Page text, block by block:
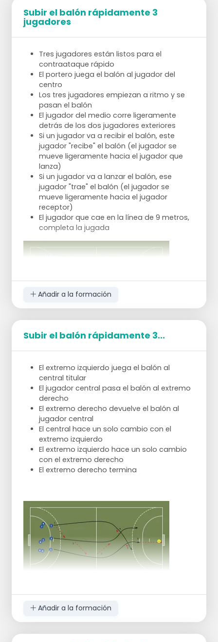
Subir el balón rápidamente 3
jugadores
Tres jugadores están listos para el
contraataque rápido
El portero juega el balón al jugador del
centro
Los tres jugadores empiezan a ritmo y se
pasan el balón
El jugador del medio corre ligeramente
detrás de los dos jugadores exteriores
Si un jugador va a recibir el balón, este
jugador "recibe" el balón (el jugador se
mueve ligeramente hacia el jugador que
lanza)
Si un jugador va a lanzar el balón, ese
jugador "trae" el balón (el jugador se
mueve ligeramente hacia el jugador
receptor)
El jugador que cae en la línea de 9 metros,
completa la jugada
Añadir a la formación
Subir el balón rápidamente 3...
El extremo izquierdo juega el balón al
central titular
El jugador central pasa el balón al extremo
derecho
El extremo derecho devuelve el balón al
jugador central
El central hace un solo cambio con el
extremo izquierdo
El extremo izquierdo hace un solo cambio
con el extremo derecho
El extremo derecho termina
Añadir a la formación